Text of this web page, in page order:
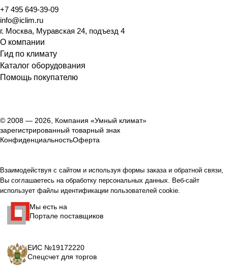
+7 495 649-39-09
info@iclim.ru
г. Москва, Муравская 24, подъезд 4
О компании
Гид по климату
Каталог оборудования
Помощь покупателю
© 2008 — 2026, Компания «Умный климат»
зарегистрированный товарный знак
КонфиденциальностьОферта
Взаимодействуя с сайтом и используя формы заказа и обратной связи,
Вы соглашаетесь на обработку персональных данных. Веб-сайт
использует файлы идентификации пользователей cookie.
Мы есть на
Портале поставщиков
ЕИС №19172220
Спецсчет для торгов